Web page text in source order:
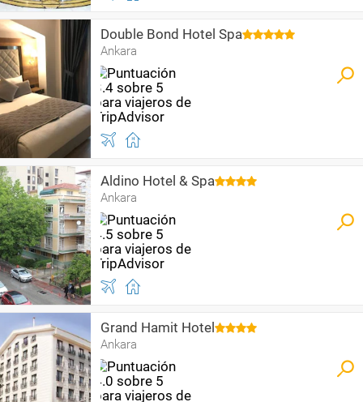
Double Bond Hotel Spa
Ankara
Aldino Hotel & Spa
Ankara
Grand Hamit Hotel
Ankara